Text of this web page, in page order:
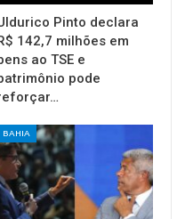
Pinto declara
142,7 milhões em
ao TSE e
pode
BAHIA